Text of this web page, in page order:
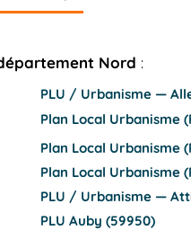
Nord :
PLU / Urbanisme —
Plan Local Urbanisme
Plan Local Urbanisme
Plan Local Urbanisme
PLU / Urbanisme —
PLU Auby (59950)